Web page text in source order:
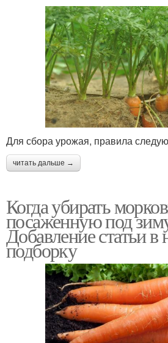
Для сбора урожая, правила
читать дальше →
Когда убирать
посаженную под
Добавление статьи
подборку